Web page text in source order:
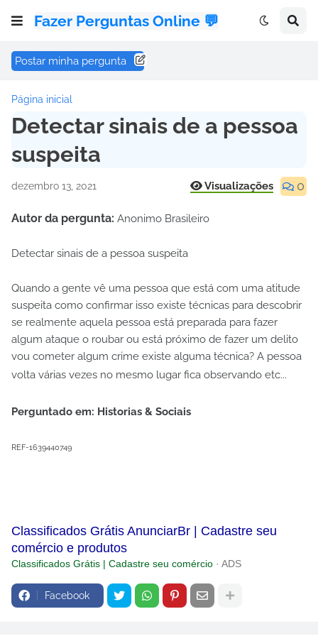
Fazer Perguntas Online 💬
Postar minha pergunta
Página inicial
Detectar sinais de a pessoa
suspeita
dezembro 13, 2021 Visualizações 0
Autor da pergunta: Anonimo Brasileiro
Detectar sinais de a pessoa suspeita
Quando a gente vê uma pessoa que está com uma atitude
suspeita como confirmar isso existe técnicas para descobrir
se realmente aquela pessoa está preparada para fazer
algum ataque o roubar ou está próximo de fazer um delito
vou cometer algum crime existe alguma técnica? A pessoa
volta várias vezes no mesmo lugar fica observando etc...
Perguntado em: Historias & Sociais
REF-1639440749
Classificados Grátis AnunciarBr | Cadastre seu
comércio e produtos
Classificados Grátis | Cadastre seu comércio · ADS
Facebook